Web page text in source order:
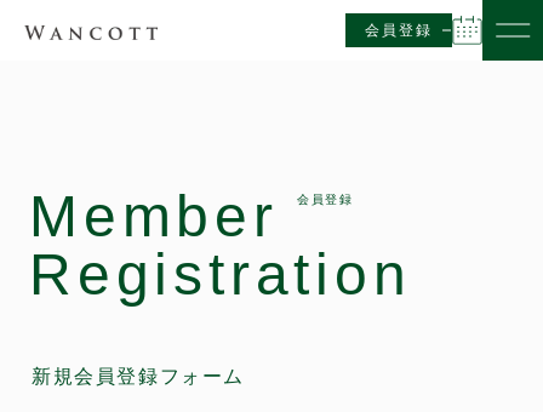
会員登録
Member
Registration
会員登録
新規会員登録フォーム